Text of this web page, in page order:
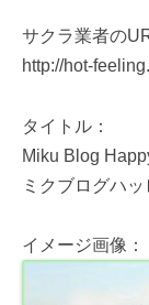
サクラ業者の
http://hot-
タイトル：
Miku Blog
ミクブログハ
イメージ画像：